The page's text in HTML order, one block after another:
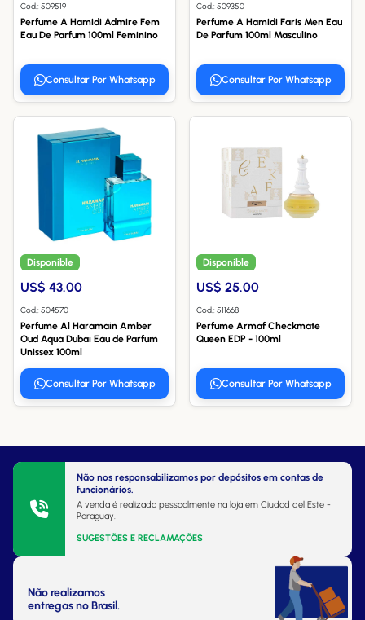
Cod.: 509519
Perfume A Hamidi Admire Fem
Eau De Parfum 100ml Feminino
Consultar Por Whatsapp
Cod.: 509350
Perfume A Hamidi Faris Men Eau
De Parfum 100ml Masculino
Consultar Por Whatsapp
Disponible
US$ 43.00
Cod.: 504570
Perfume Al Haramain Amber
Oud Aqua Dubai Eau de Parfum
Unissex 100ml
Consultar Por Whatsapp
Disponible
US$ 25.00
Cod.: 511668
Perfume Armaf Checkmate
Queen EDP - 100ml
Consultar Por Whatsapp
Não nos responsabilizamos por depósitos em contas de
funcionários.
A venda é realizada pessoalmente na loja em Ciudad del Este -
Paraguay.
SUGESTÕES E RECLAMAÇÕES
Não realizamos
entregas no Brasil.